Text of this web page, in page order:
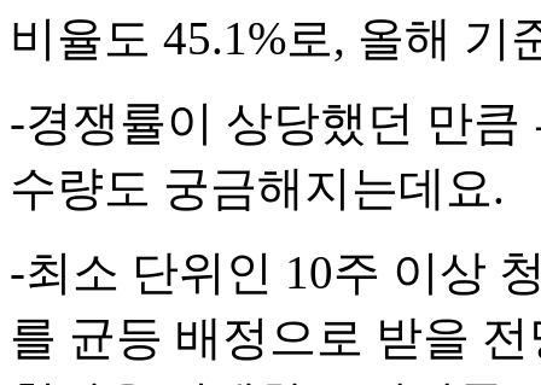
비율도 45.1%로, 올해 기
-경쟁률이 상당했던 만
수량도 궁금해지는데요.
-최소 단위인 10주 이상
를 균등 배정으로 받을